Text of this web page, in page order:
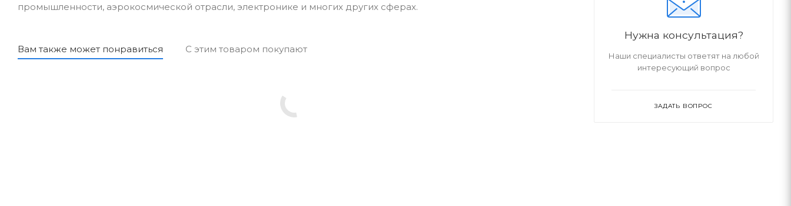
промышленности, аэрокосмической отрасли, электронике и многих других сферах.
Вам также может понравиться С этим товаром покупают
Нужна консультация?
Наши специалисты ответят на любой
интересующий вопрос
ЗАДАТЬ ВОПРОС